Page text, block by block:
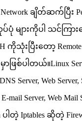
Network ချိတ်ဆက်ပြီး
လုပ်ပုံ များကိုပါ သင်ကြာ
ကိုသုံးပြီးတော့
ဖြစ်ပါတယ်။Linux
Server, Web Server,
E-mail Server, Web
ပါတဲ့ Iptables ဆိုတဲ့